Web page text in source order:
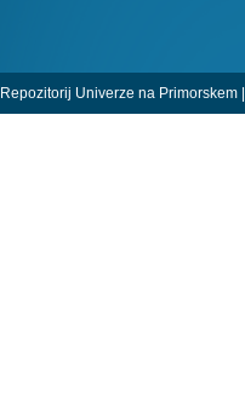
Repozitorij Univerze na Primorskem |